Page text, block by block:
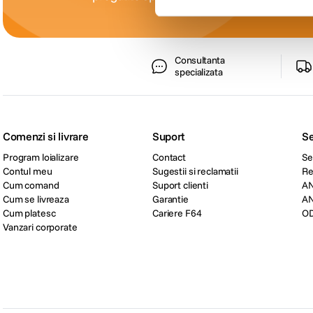
Consultanta
specializata
Comenzi si livrare
Program loializare
Contul meu
Cum comand
Cum se livreaza
Cum platesc
Vanzari corporate
Suport
Contact
Sugestii si reclamatii
Suport clienti
Garantie
Cariere F64